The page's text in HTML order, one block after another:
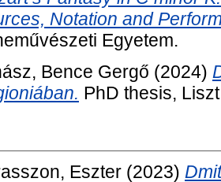
Notation and
Egyetem.
Bence Gergő (2024)
PhD thesis,
Eszter (2023)